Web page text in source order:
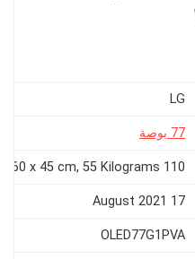
LG
77 بوصة
110 x 60 x 45 cm, 55 Kilograms
17 August 2021
OLED77G1PVA